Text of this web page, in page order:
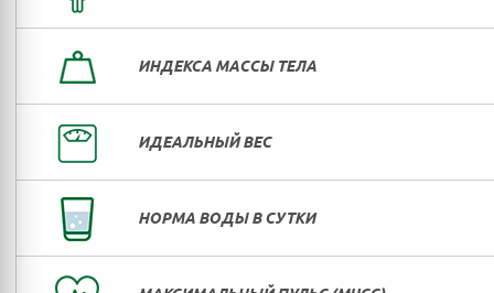
ИНДЕКСА МАССЫ ТЕЛА
ИДЕАЛЬНЫЙ ВЕС
НОРМА ВОДЫ В СУТКИ